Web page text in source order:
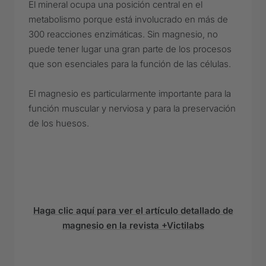
El mineral ocupa una posición central en el
metabolismo porque está involucrado en más de
300 reacciones enzimáticas. Sin magnesio, no
puede tener lugar una gran parte de los procesos
que son esenciales para la función de las células.
El magnesio es particularmente importante para la
función muscular y nerviosa y para la preservación
de los huesos.
Haga clic aquí para ver el artículo detallado de
magnesio en la revista +Victilabs